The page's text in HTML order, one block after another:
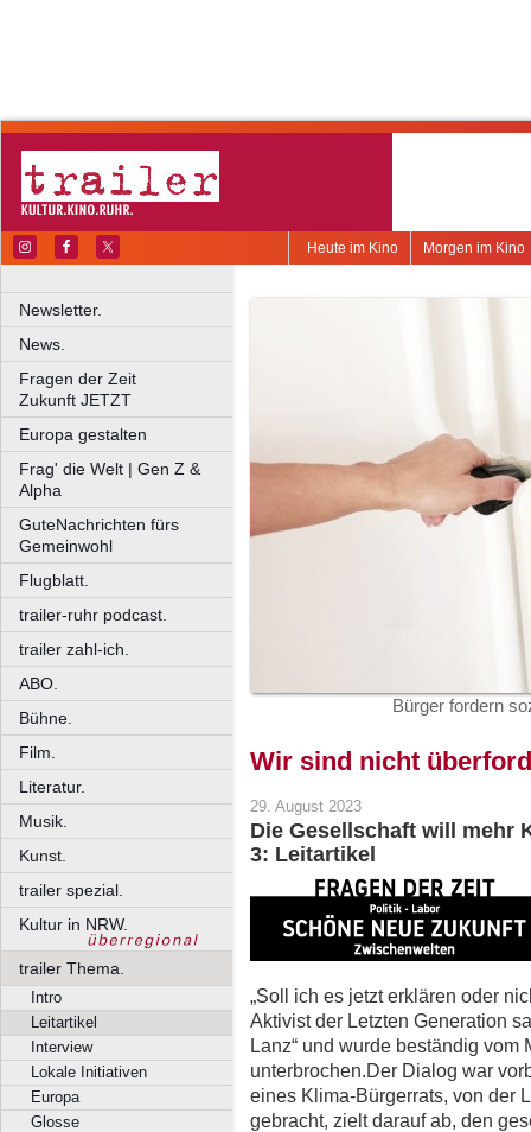
Morgen im Kino
Heute im Kino
Newsletter.
News.
Fragen der Zeit
Zukunft JETZT
Europa gestalten
Frag' die Welt | Gen Z &
Alpha
GuteNachrichten fürs
Gemeinwohl
Flugblatt.
trailer-ruhr podcast.
trailer zahl-ich.
ABO.
Bühne.
Film.
Literatur.
Musik.
Kunst.
trailer spezial.
Kultur in NRW.
trailer Thema.
Intro
Leitartikel
Interview
Lokale Initiativen
Europa
Glosse
Bürger fordern
Wir sind nicht
29. August 2023
Die Gesellschaft will mehr
3: Leitartikel
„Soll ich es jetzt erklären oder
Aktivist der Letzten Generation
Lanz“ und wurde beständig vom
unterbrochen.Der Dialog war
eines Klima-Bürgerrats, von der
gebracht, zielt darauf ab, den